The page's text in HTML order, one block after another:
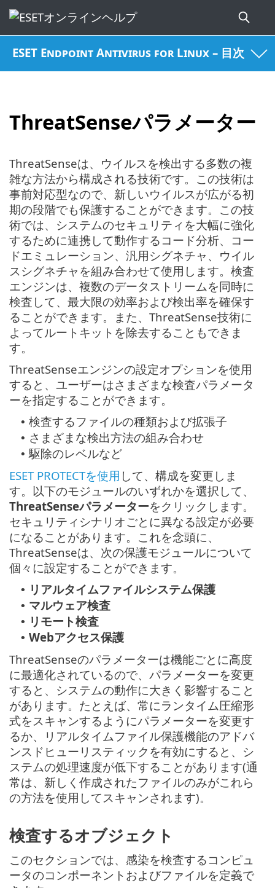
ESET Endpoint Antivirus for Linux – 目次
ThreatSenseパラメーター
ThreatSenseは、ウイルスを検出する多数の複
雑な方法から構成される技術です。この技術は
事前対応型なので、新しいウイルスが広がる初
期の段階でも保護することができます。この技
術では、システムのセキュリティを大幅に強化
するために連携して動作するコード分析、コー
ドエミュレーション、汎用シグネチャ、ウイル
スシグネチャを組み合わせて使用します。検査
エンジンは、複数のデータストリームを同時に
検査して、最大限の効率および検出率を確保す
ることができます。また、ThreatSense技術に
よってルートキットを除去することもできま
す。
ThreatSenseエンジンの設定オプションを使用
すると、ユーザーはさまざまな検査パラメータ
ーを指定することができます。
• 検査するファイルの種類および拡張子
• さまざまな検出方法の組み合わせ
• 駆除のレベルなど
ESET PROTECTを使用 して、構成を変更しま
す。以下のモジュールのいずれかを選択して、
ThreatSenseパラメーターをクリックします。
セキュリティシナリオごとに異なる設定が必要
になることがあります。これを念頭に、
ThreatSenseは、次の保護モジュールについて
個々に設定することができます。
• リアルタイムファイルシステム保護
• マルウェア検査
• リモート検査
• Webアクセス保護
ThreatSenseのパラメーターは機能ごとに高度
に最適化されているので、パラメーターを変更
すると、システムの動作に大きく影響すること
があります。たとえば、常にランタイム圧縮形
式をスキャンするようにパラメーターを変更す
るか、リアルタイムファイル保護機能のアドバ
ンスドヒューリスティックを有効にすると、シ
ステムの処理速度が低下することがあります(通
常は、新しく作成されたファイルのみがこれら
の方法を使用してスキャンされます)。
検査するオブジェクト
このセクションでは、感染を検査するコンピュ
ータのコンポーネントおよびファイルを定義で